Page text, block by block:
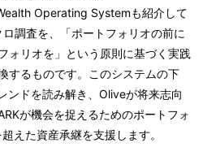
Operating Systemも紹介して
調査を、「ポートフォリオの前に
ォリオを」という原則に基づく実践
するものです。このシステムの下
ンドを読み解き、Oliveが将来志向
が機会を捉えるためのポートフォ
えた資産承継を支援します。